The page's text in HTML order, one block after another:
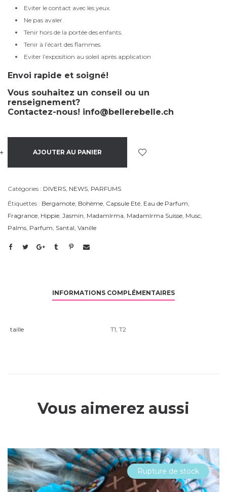
Eviter le contact avec les yeux.
Ne pas avaler.
Tenir hors de la portée des enfants.
Tenir à l’écart des flammes.
Eviter l’exposition au soleil après application
Envoi rapide et soigné!
Vous souhaitez un conseil ou un
renseignement?
Contactez-nous! info@bellerebelle.ch
+ AJOUTER AU PANIER
Catégories : DIVERS NEWS PARFUMS
Étiquettes : Bergamote Bohème Capsule Eté Eau de Parfum
Fragrance Hippie Jasmin MadamIrma MadamIrma Suisse Musc
Palms Parfum Santal Vanille
INFORMATIONS COMPLÉMENTAIRES
taille T1 T2
Vous aimerez aussi
Rupture de stock